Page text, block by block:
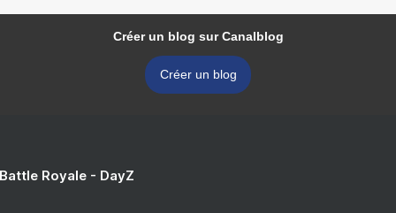
Créer un blog sur Canalblog
Créer un blog
Royale - DayZ